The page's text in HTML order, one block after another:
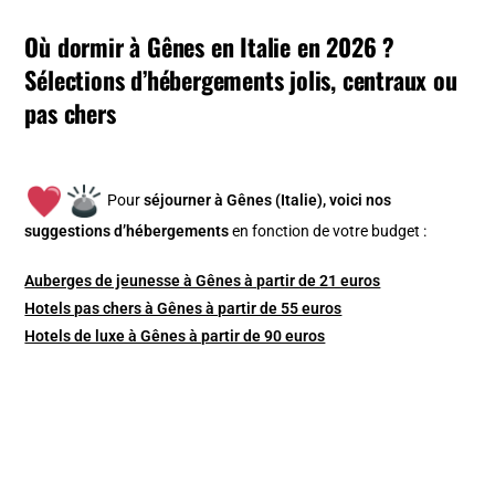
Où dormir à Gênes en Italie en 2026 ?
Sélections d’hébergements jolis, centraux ou
pas chers
Pourséjourner à Gênes (Italie), voici nos
suggestions d’hébergements en fonction de votre budget :
Auberges de jeunesse à Gênes à partir de 21 euros
Hotels pas chers à Gênes à partir de 55 euros
Hotels de luxe à Gênes à partir de 90 euros